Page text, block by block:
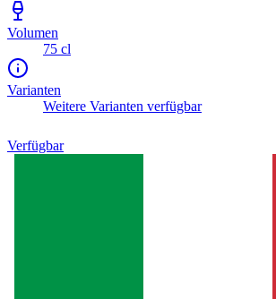
Volumen
75 cl
Varianten
Weitere Varianten verfügbar
Verfügbar